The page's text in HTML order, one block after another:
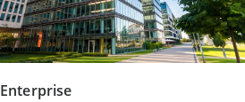
Enterprise